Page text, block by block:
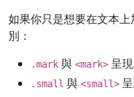
如果你只是想要在文本
別：
.mark 與 <mark> 呈現
.small 與 <small>